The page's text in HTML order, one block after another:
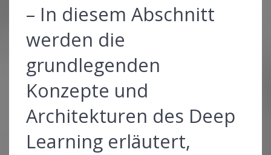
– In diesem Abschnitt
werden die
grundlegenden
Konzepte und
Architekturen des Deep
Learning erläutert,